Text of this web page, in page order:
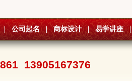
| 公司起名 | 商标设计 | 易学讲座 |
13905167376